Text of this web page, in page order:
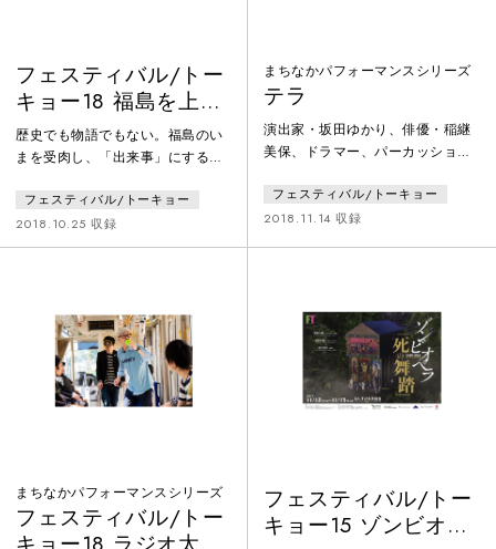
フェスティバル/トー
キョー18 福島を上演
する
歴史でも物語でもない。福島のい
まを受肉し、「出来事」にする
演も３年目を迎えるマレビトの会
の長期プロジェクト『福島を上演
する』(2016-)。複数の劇作家が福
執筆。ごくシンプルな空間で、俳
優の身体を通し、「出来事」とし
て出現させる試みは、現実と演劇
との関係はもちろん、戯曲と上
演、写実と創作の関係、とりわけ
フェスティバル/トーキョー
2018.10.25 収録
まちなかパフォーマンスシリーズ
テラ
演出家・坂田ゆかり、俳優・稲継
美保、ドラマー、パーカッショニ
アーティストが集い、現代の諸問
題への関心を、日本の話芸や打楽
ースにさまざまな文学作品の断
片、寺を取り巻く地域の記憶、仏
教法話を織り込んだテキストと、
声、身体、音が共振する特別な時
間が生まれます。
フェスティバル/トーキョー
2018.11.14 収録
まちなかパフォーマンスシリーズ
フェスティバル/トー
フェスティバル/トー
キョー15 ゾンビオペ